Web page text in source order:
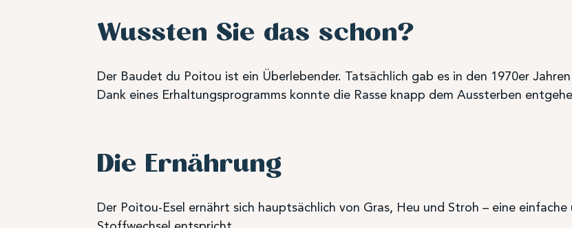
Wussten Sie das schon?
Der Baudet du Poitou ist ein Überlebender. Tatsächlich gab es in den 1970er
Dank eines Erhaltungsprogramms konnte die Rasse knapp dem Aussterben
Die Ernährung
Der Poitou-Esel ernährt sich hauptsächlich von Gras, Heu und Stroh – eine